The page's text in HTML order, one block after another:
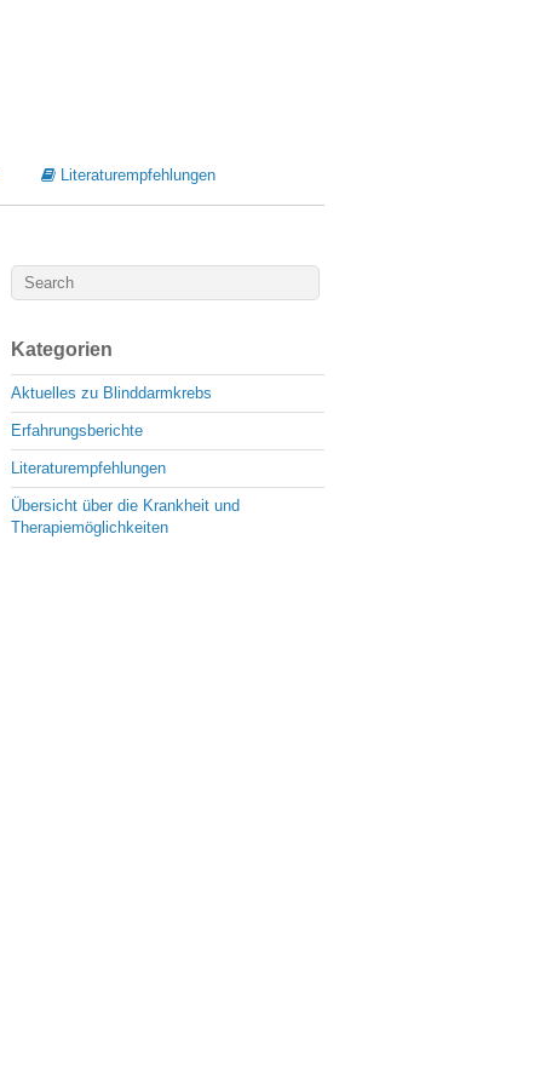
Literaturempfehlungen
Kategorien
Aktuelles zu Blinddarmkrebs
Erfahrungsberichte
Literaturempfehlungen
Übersicht über die Krankheit und
Therapiemöglichkeiten